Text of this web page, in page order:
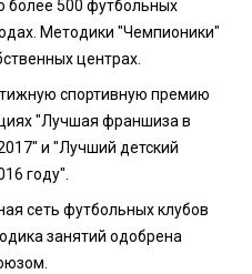
более 500 футбольных
Методики "Чемпионики"
центрах.
спортивную премию
"Лучшая франшиза в
и "Лучший детский
году".
сеть футбольных клубов
занятий одобрена